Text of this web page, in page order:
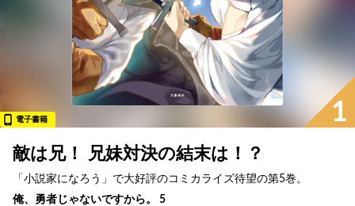
1
電子書籍
敵は兄！ 兄妹対決の結末は！？
「小説家になろう」で大好評のコミカライズ待望の第5巻。
俺、勇者じゃないですから。 5